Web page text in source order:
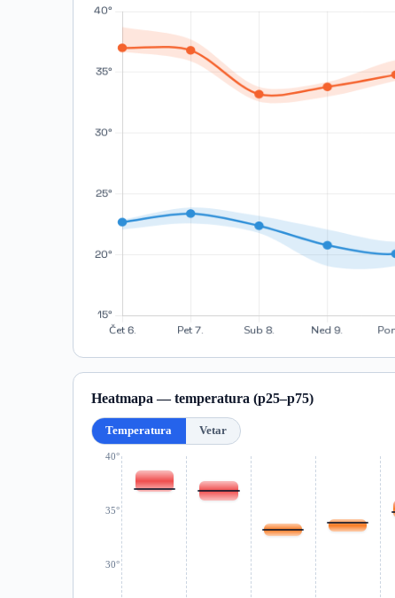
Heatmapa — temperatura (p25–p75)
Temperatura Vetar
30°
35°
40°